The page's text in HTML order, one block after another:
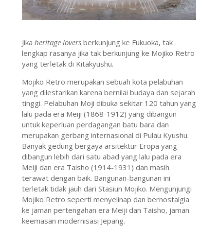
Jika heritage loversberkunjung ke Fukuoka, tak
lengkap rasanya jika tak berkunjung ke Mojiko Retro
yang terletak di Kitakyushu.
Mojiko Retro merupakan sebuah kota pelabuhan
yang dilestarikan karena bernilai budaya dan sejarah
tinggi. Pelabuhan Moji dibuka sekitar 120 tahun yang
lalu pada era Meiji (1868-1912) yang dibangun
untuk keperluan perdagangan batu bara dan
merupakan gerbang internasional di Pulau Kyushu.
Banyak gedung bergaya arsitektur Eropa yang
dibangun lebih dari satu abad yang lalu pada era
Meiji dan era Taisho (1914-1931) dan masih
terawat dengan baik. Bangunan-bangunan ini
terletak tidak jauh dari Stasiun Mojiko. Mengunjungi
Mojiko Retro seperti menyelinap dan bernostalgia
ke jaman pertengahan era Meiji dan Taisho, jaman
keemasan modernisasi Jepang.